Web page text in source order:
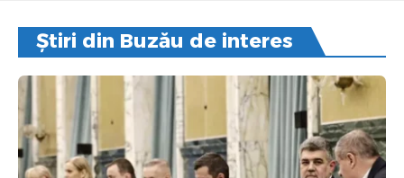
Știri din Buzău de interes